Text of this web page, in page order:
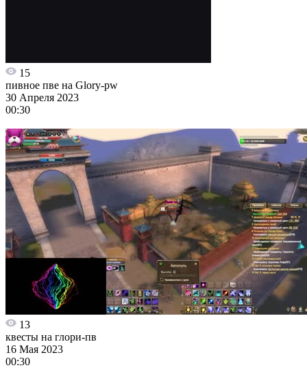
15
пивное пве на Glory-pw
30 Апреля 2023
00:30
13
квесты на глори-пв
16 Мая 2023
00:30